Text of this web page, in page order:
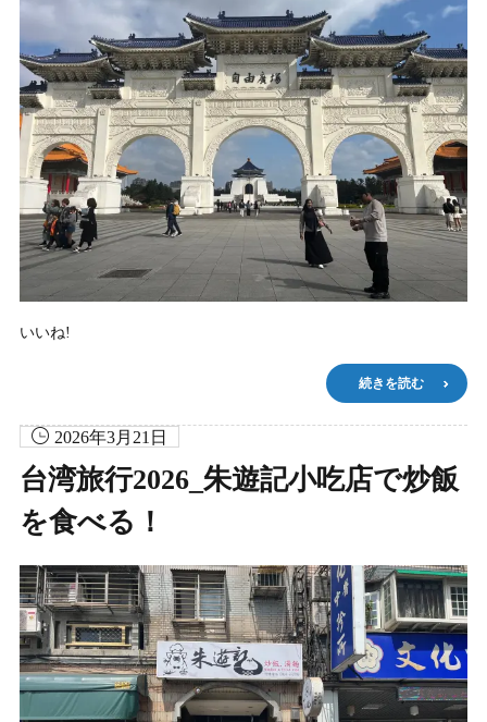
いいね!
続きを読む
2026年3月21日
台湾旅行2026_朱遊記小吃店で炒飯
を食べる！